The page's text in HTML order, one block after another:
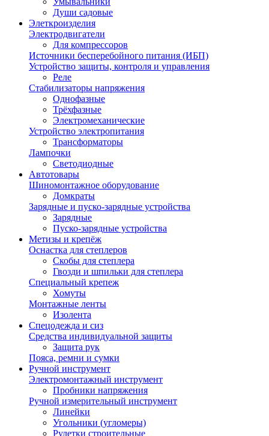
Души садовые
Элеткроизделия
Электродвигатели
Для компрессоров
Источники бесперебойного питания (ИБП)
Устройство защиты, контроля и управления
Реле
Стабилизаторы напряжения
Однофазные
Трёхфазные
Электромеханические
Устройство электропитания
Трансформаторы
Лампочки
Светодиодные
Автотовары
Шиномонтажное оборудование
Домкраты
Зарядные и пуско-зарядные устройства
Зарядные
Пуско-зарядные устройства
Метизы и крепёж
Оснастка для степлеров
Скобы для степлера
Гвозди и шпильки для степлера
Специальный крепеж
Хомуты
Монтажные ленты
Изолента
Спецодежда и сиз
Средства индивидуальной защиты
Защита рук
Пояса, ремни и сумки
Ручной инструмент
Электромонтажный инструмент
Пробники напряжения
Ручной измерительный инструмент
Линейки
Угольники (угломеры)
Рулетки строительные